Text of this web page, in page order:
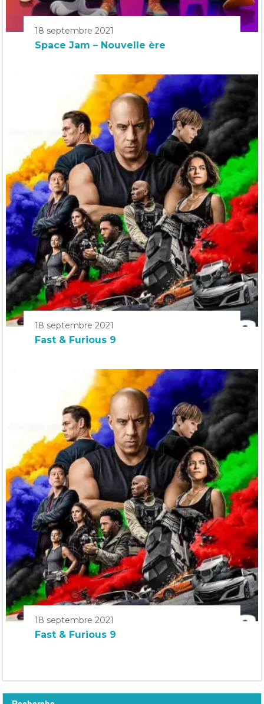
18 septembre 2021
Space Jam – Nouvelle ère
18 septembre 2021
Fast & Furious 9
18 septembre 2021
Fast & Furious 9